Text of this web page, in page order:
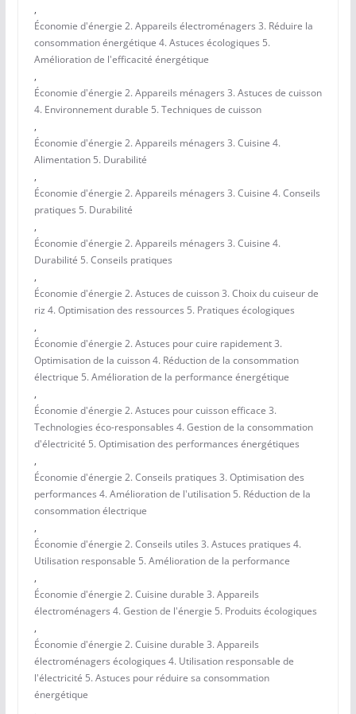
,
Économie d'énergie 2. Appareils électroménagers 3. Réduire la
consommation énergétique 4. Astuces écologiques 5.
Amélioration de l'efficacité énergétique
,
Économie d'énergie 2. Appareils ménagers 3. Astuces de cuisson
4. Environnement durable 5. Techniques de cuisson
,
Économie d'énergie 2. Appareils ménagers 3. Cuisine 4.
Alimentation 5. Durabilité
,
Économie d'énergie 2. Appareils ménagers 3. Cuisine 4. Conseils
pratiques 5. Durabilité
,
Économie d'énergie 2. Appareils ménagers 3. Cuisine 4.
Durabilité 5. Conseils pratiques
,
Économie d'énergie 2. Astuces de cuisson 3. Choix du cuiseur de
riz 4. Optimisation des ressources 5. Pratiques écologiques
,
Économie d'énergie 2. Astuces pour cuire rapidement 3.
Optimisation de la cuisson 4. Réduction de la consommation
électrique 5. Amélioration de la performance énergétique
,
Économie d'énergie 2. Astuces pour cuisson efficace 3.
Technologies éco-responsables 4. Gestion de la consommation
d'électricité 5. Optimisation des performances énergétiques
,
Économie d'énergie 2. Conseils pratiques 3. Optimisation des
performances 4. Amélioration de l'utilisation 5. Réduction de la
consommation électrique
,
Économie d'énergie 2. Conseils utiles 3. Astuces pratiques 4.
Utilisation responsable 5. Amélioration de la performance
,
Économie d'énergie 2. Cuisine durable 3. Appareils
électroménagers 4. Gestion de l'énergie 5. Produits écologiques
,
Économie d'énergie 2. Cuisine durable 3. Appareils
électroménagers écologiques 4. Utilisation responsable de
l'électricité 5. Astuces pour réduire sa consommation
énergétique
,